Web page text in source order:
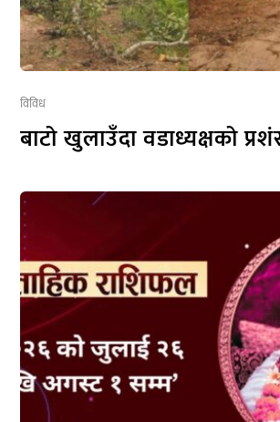
विविध
बाटो खुलाउँदा वडाध्यक्षको